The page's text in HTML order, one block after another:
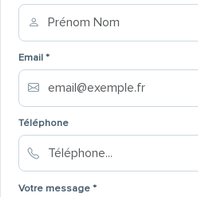
Email *
Téléphone
Votre message *